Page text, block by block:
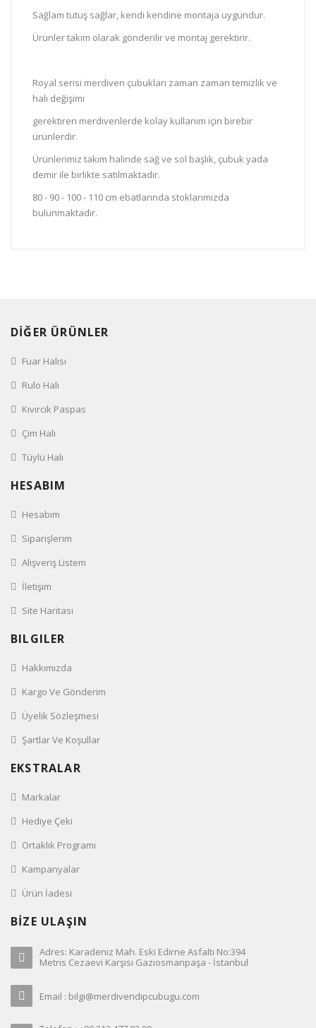
Sağlam tutuş sağlar, kendi kendine montaja uygundur.
Ürünler takım olarak gönderilir ve montaj gerektirir.
Royal serisi merdiven çubukları zaman zaman temizlik ve
halı değişimi
gerektiren merdivenlerde kolay kullanım için birebir
ürünlerdir.
Ürünlerimiz takım halinde sağ ve sol başlık, çubuk yada
demir ile birlikte satılmaktadır.
80 - 90 - 100 - 110 cm ebatlarında stoklarımızda
bulunmaktadır.
DİĞER ÜRÜNLER
Fuar Halısı
Rulo Halı
Kıvırcık Paspas
Çim Halı
Tüylü Halı
HESABIM
Hesabım
Siparişlerim
Alışveriş Listem
İletişim
Site Haritası
BILGILER
Hakkımızda
Kargo Ve Gönderim
Üyelik Sözleşmesi
Şartlar Ve Koşullar
EKSTRALAR
Markalar
Hediye Çeki
Ortaklık Programı
Kampanyalar
Ürün İadesi
BİZE ULAŞIN
Adres: Karadeniz Mah. Eski Edirne Asfaltı No:394
Metris Cezaevi Karşısı Gaziosmanpaşa - İstanbul
Email : bilgi@merdivendipcubugu.com